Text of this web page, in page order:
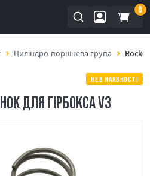
0
Циліндро-поршнева група
НЕ В НАЯВНОСТІ
ДЛЯ ГІРБОКСА V3